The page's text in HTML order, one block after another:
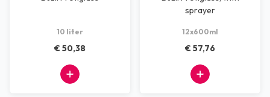
10 liter
€ 50,38
sprayer
12x600ml
€ 57,76